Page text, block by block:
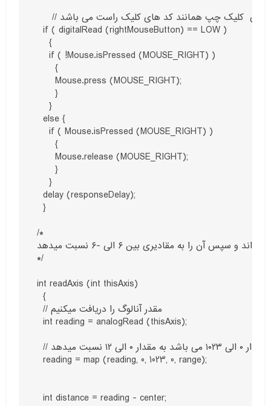
     // کد های  کلیک چپ همانند کد های کلیک راست می باشد
  if ( digitalRead (rightMouseButton) == LOW )
    {
    if ( !Mouse.isPressed (MOUSE_RIGHT) )
      {
      Mouse.press (MOUSE_RIGHT);
      }
    }
  else {
    if ( Mouse.isPressed (MOUSE_RIGHT) )
      {
      Mouse.release (MOUSE_RIGHT);
      }
    }
  delay (responseDelay);
  }
/*
این تابه مقدار انالوگ جوک استیک را میخواند و سپس آن را به مقادیری بین ۶ الی -۶ نسبت میدهد
*/
int readAxis (int thisAxis)
  {
  // مقدر آنالوگ را دریافت میکنیم
  int reading = analogRead (thisAxis);
  // مقدار آنالوگ پین را که بینن مقدار ۰ الی ۱۰۲۳ می باشد به مقدار ۰ الی ۱۲ نسبت میدهد
  reading = map (reading, 0, 1023, 0, range);
  int distance = reading - center;